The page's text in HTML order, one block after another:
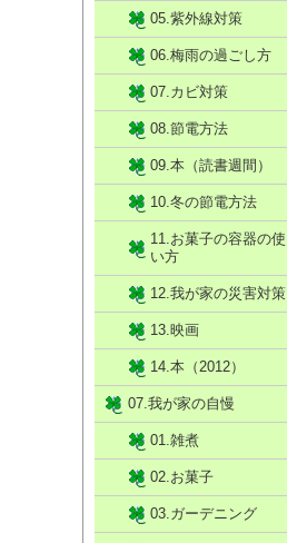
05.紫外線対策
06.梅雨の過ごし方
07.カビ対策
08.節電方法
09.本（読書週間）
10.冬の節電方法
11.お菓子の容器の使
い方
12.我が家の災害対策
13.映画
14.本（2012）
07.我が家の自慢
01.雑煮
02.お菓子
03.ガーデニング